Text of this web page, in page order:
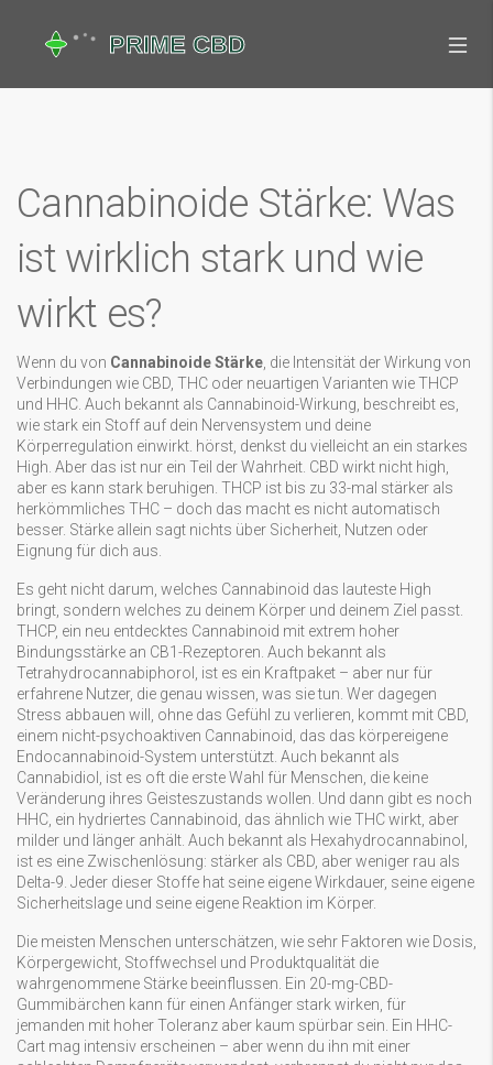
Cannabinoide Stärke: Was
ist wirklich stark und wie
wirkt es?
Wenn du von Cannabinoide Stärke die Intensität der Wirkung von
Verbindungen wie CBD, THC oder neuartigen Varianten wie THCP
und HHC . Auch bekannt als Cannabinoid-Wirkung , beschreibt es,
wie stark ein Stoff auf dein Nervensystem und deine
Körperregulation einwirkt. hörst, denkst du vielleicht an ein starkes
High. Aber das ist nur ein Teil der Wahrheit. CBD wirkt nicht high,
aber es kann stark beruhigen. THCP ist bis zu 33-mal stärker als
herkömmliches THC – doch das macht es nicht automatisch
besser. Stärke allein sagt nichts über Sicherheit, Nutzen oder
Eignung für dich aus.
Es geht nicht darum, welches Cannabinoid das lauteste High
bringt, sondern welches zu deinem Körper und deinem Ziel passt.
THCP, ein neu entdecktes Cannabinoid mit extrem hoher
Bindungsstärke an CB1-Rezeptoren . Auch bekannt als
Tetrahydrocannabiphorol
, ist es ein Kraftpaket – aber nur für
erfahrene Nutzer, die genau wissen, was sie tun. Wer dagegen
Stress abbauen will, ohne das Gefühl zu verlieren, kommt mit CBD
einem nicht-psychoaktiven Cannabinoid, das das körpereigene
Endocannabinoid-System unterstützt . Auch bekannt als
Cannabidiol
, ist es oft die erste Wahl für Menschen, die keine
Veränderung ihres Geisteszustands wollen. Und dann gibt es noch
HHC ein hydriertes Cannabinoid, das ähnlich wie THC wirkt, aber
milder und länger anhält . Auch bekannt als Hexahydrocannabinol
ist es eine Zwischenlösung: stärker als CBD, aber weniger rau als
Delta-9. Jeder dieser Stoffe hat seine eigene Wirkdauer, seine eigene
Sicherheitslage und seine eigene Reaktion im Körper.
Die meisten Menschen unterschätzen, wie sehr Faktoren wie Dosis,
Körpergewicht, Stoffwechsel und Produktqualität die
wahrgenommene Stärke beeinflussen. Ein 20-mg-CBD-
Gummibärchen kann für einen Anfänger stark wirken, für
jemanden mit hoher Toleranz aber kaum spürbar sein. Ein HHC-
Cart mag intensiv erscheinen – aber wenn du ihn mit einer